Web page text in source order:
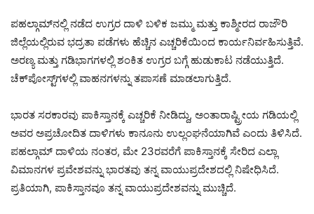
ಪಹಲ್ಗಾಮ್‌ನಲ್ಲಿ ನಡೆದ ಉಗ್ರರ ದಾಳಿ ಬಳಿಕ ಜಮ್ಮು ಮತ್ತು ಕಾಶ್ಮೀರದ ರಾಜೌರಿ
ಜಿಲ್ಲೆಯಲ್ಲಿರುವ ಭದ್ರತಾ ಪಡೆಗಳು ಹೆಚ್ಚಿನ ಎಚ್ಚರಿಕೆಯಿಂದ ಕಾರ್ಯನಿರ್ವಹಿಸುತ್ತಿವೆ.
ಅರಣ್ಯ ಮತ್ತು ಗಡಿಭಾಗಗಳಲ್ಲಿ ಶಂಕಿತ ಉಗ್ರರ ಬಗ್ಗೆ ಹುಡುಕಾಟ ನಡೆಯುತ್ತಿದೆ.
ಚೆಕ್‌ಪೋಸ್ಟ್‌ಗಳಲ್ಲಿ ವಾಹನಗಳನ್ನು ತಪಾಸಣೆ ಮಾಡಲಾಗುತ್ತಿದೆ.
ಭಾರತ ಸರಕಾರವು ಪಾಕಿಸ್ತಾನಕ್ಕೆ ಎಚ್ಚರಿಕೆ ನೀಡಿದ್ದು, ಅಂತಾರಾಷ್ಟ್ರೀಯ ಗಡಿಯಲ್ಲಿ
ಅವರ ಅಪ್ರಚೋದಿತ ದಾಳಿಗಳು ಕಾನೂನು ಉಲ್ಲಂಘನೆಯಾಗಿವೆ ಎಂದು ತಿಳಿಸಿದೆ.
ಪಹಲ್ಗಾಮ್ ದಾಳಿಯ ನಂತರ, ಮೇ 23ರವರೆಗೆ ಪಾಕಿಸ್ತಾನಕ್ಕೆ ಸೇರಿದ ಎಲ್ಲಾ
ವಿಮಾನಗಳ ಪ್ರವೇಶವನ್ನು ಭಾರತವು ತನ್ನ ವಾಯುಪ್ರದೇಶದಲ್ಲಿ ನಿಷೇಧಿಸಿದೆ.
ಪ್ರತಿಯಾಗಿ, ಪಾಕಿಸ್ತಾನವೂ ತನ್ನ ವಾಯುಪ್ರದೇಶವನ್ನು ಮುಚ್ಚಿದೆ.